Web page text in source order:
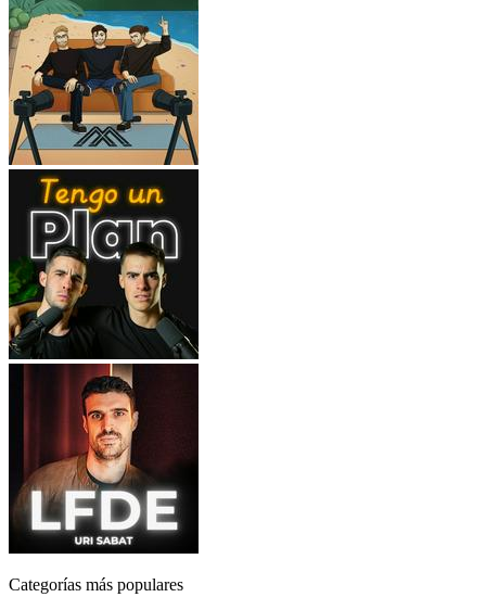
Categorías más populares